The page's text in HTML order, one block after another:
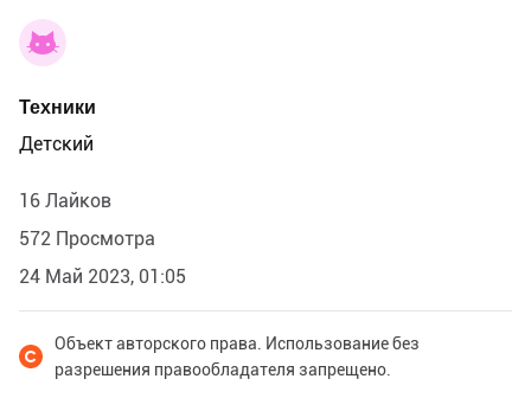
Техники
Детский
16 Лайков
572 Просмотра
24 Май 2023, 01:05
Объект авторского права. Использование без
разрешения правообладателя запрещено.